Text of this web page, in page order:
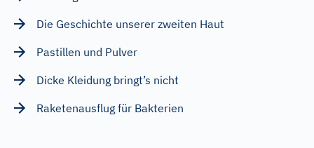
Die Geschichte unserer zweiten Haut
Pastillen und Pulver
Dicke Kleidung bringt’s nicht
Raketenausflug für Bakterien